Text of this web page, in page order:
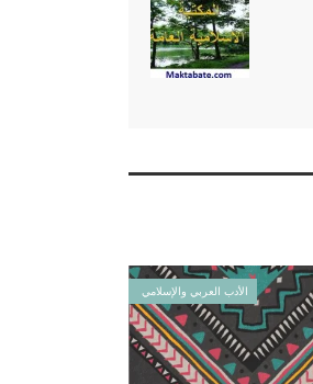
الأدب العربي والإسلامي